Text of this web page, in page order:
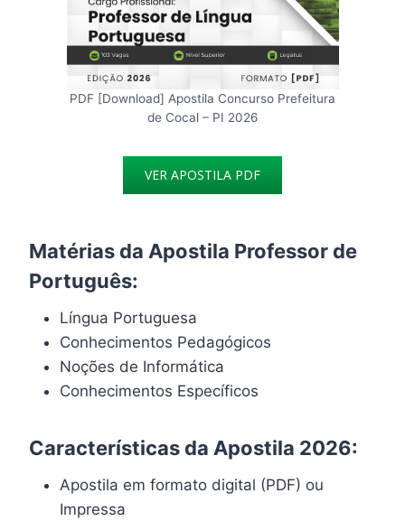
PDF [Download] Apostila Concurso Prefeitura
de Cocal – PI 2026
VER APOSTILA PDF
Matérias da Apostila Professor de
Português:
Língua Portuguesa
Conhecimentos Pedagógicos
Noções de Informática
Conhecimentos Específicos
Características da Apostila 2026:
Apostila em formato digital (PDF) ou
Impressa